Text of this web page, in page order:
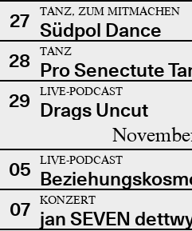
27 TANZ, ZUM MITMACHEN
Südpol Dance
28
TANZ
Pro Senectute
29
LIVE-PODCAST
Drags Uncut
05 LIVE-PODCAST
07
KONZERT
jan SEVEN